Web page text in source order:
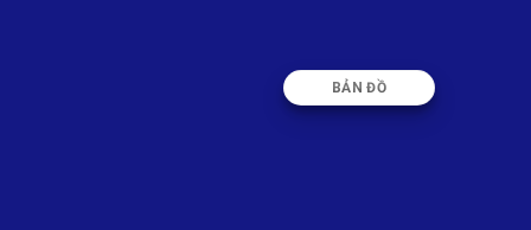
BẢN ĐỒ